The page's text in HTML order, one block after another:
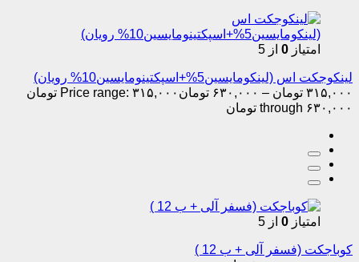
امتیاز 0 از 5
لینکوجکت اس (لینکومایسین5%+اسپکتینومایسین10% رویان)
۳۱۵,۰۰۰ تومان – ۶۳۰,۰۰۰ تومان
Price range: ۳۱۵,۰۰۰ تومان
through ۶۳۰,۰۰۰ تومان
امتیاز 0 از 5
کوباجکت (فسفر آلی + ب 12 )